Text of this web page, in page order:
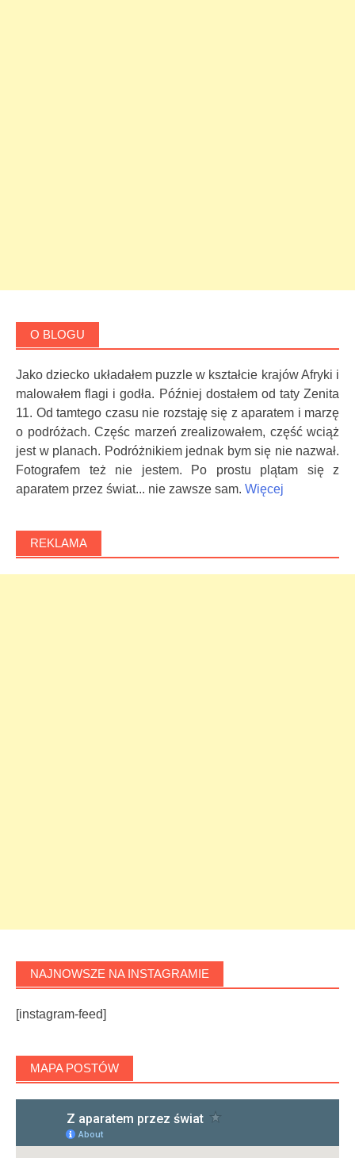
O BLOGU
Jako dziecko układałem puzzle w kształcie krajów Afryki i
malowałem flagi i godła. Później dostałem od taty Zenita
11. Od tamtego czasu nie rozstaję się z aparatem i marzę
o podróżach. Częśc marzeń zrealizowałem, część wciąż
jest w planach. Podróżnikiem jednak bym się nie nazwał.
Fotografem też nie jestem. Po prostu plątam się z
aparatem przez świat... nie zawsze sam. Więcej
REKLAMA
NAJNOWSZE NA INSTAGRAMIE
[instagram-feed]
MAPA POSTÓW